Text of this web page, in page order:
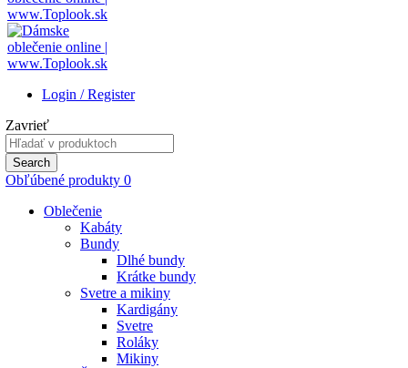
Login / Register
Zavrieť
Search
for:
Search
Obľúbené produkty 0
Oblečenie
Kabáty
Bundy
Dlhé bundy
Krátke bundy
Svetre a mikiny
Kardigány
Svetre
Roláky
Mikiny